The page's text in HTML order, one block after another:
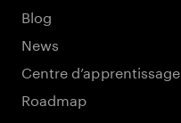
Blog
News
Centre d’apprentissage
Roadmap